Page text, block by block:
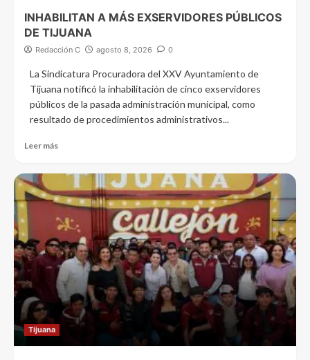
INHABILITAN A MÁS EXSERVIDORES PÚBLICOS
DE TIJUANA
Redacción C agosto 8, 2026 0
La Sindicatura Procuradora del XXV Ayuntamiento de
Tijuana notificó la inhabilitación de cinco exservidores
públicos de la pasada administración municipal, como
resultado de procedimientos administrativos...
Leer más
Tijuana